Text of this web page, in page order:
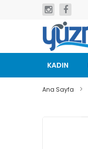
geç
KADIN
Ana Sayfa